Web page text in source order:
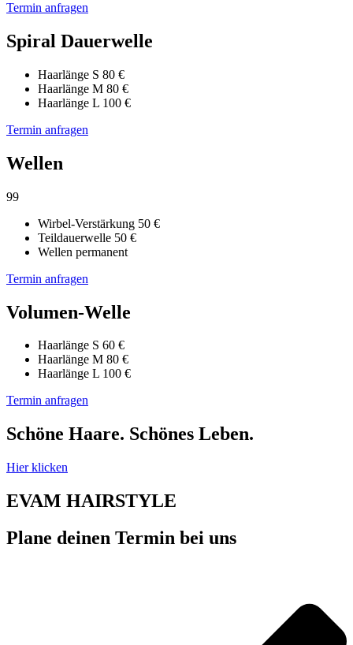
Termin anfragen
Spiral Dauerwelle
Haarlänge S 80 €
Haarlänge M 80 €
Haarlänge L 100 €
Termin anfragen
Wellen
99
Wirbel-Verstärkung 50 €
Teildauerwelle 50 €
Wellen permanent
Termin anfragen
Volumen-Welle
Haarlänge S 60 €
Haarlänge M 80 €
Haarlänge L 100 €
Termin anfragen
Schöne Haare. Schönes Leben.
Hier klicken
EVAM HAIRSTYLE
Plane deinen Termin bei uns